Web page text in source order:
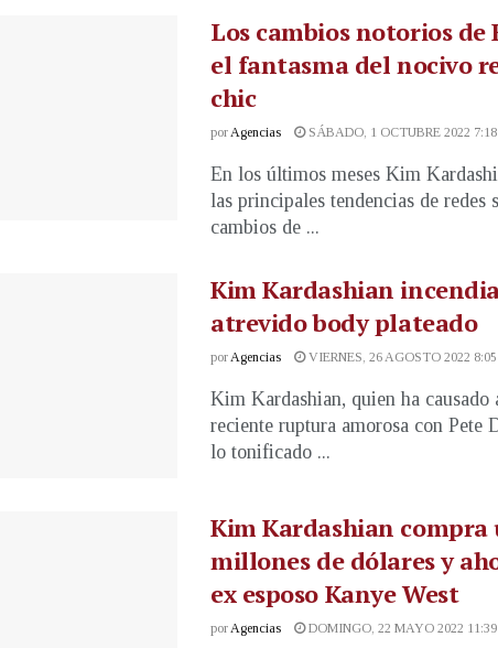
Los cambios notorios
el fantasma del nocivo
chic
por Agencias SÁBADO, 1 OCTUBRE 2022
En los últimos meses Kim
las principales tendencias de redes
cambios de ...
Kim Kardashian
atrevido body plateado
por Agencias VIERNES, 26 AGOSTO 2022
Kim Kardashian, quien ha causado
reciente ruptura amorosa con Pete
lo tonificado ...
Kim Kardashian compra
millones de dólares y
ex esposo Kanye West
por Agencias DOMINGO, 22 MAYO 2022